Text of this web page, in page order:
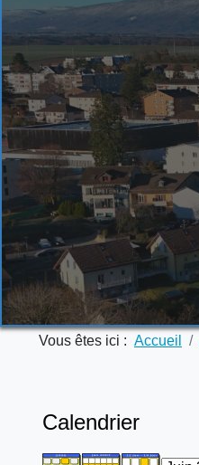
Vous êtes ici : Accueil
Calendrier